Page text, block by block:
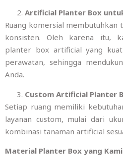
Artificial Planter Box
Ruang komersial membutuhkan
konsisten. Oleh karena itu,
planter box artificial yang
perawatan, sehingga
Anda.
Custom Artificial Planter
Setiap ruang memiliki
layanan custom, mulai dari
kombinasi tanaman artificial
Material Planter Box yang